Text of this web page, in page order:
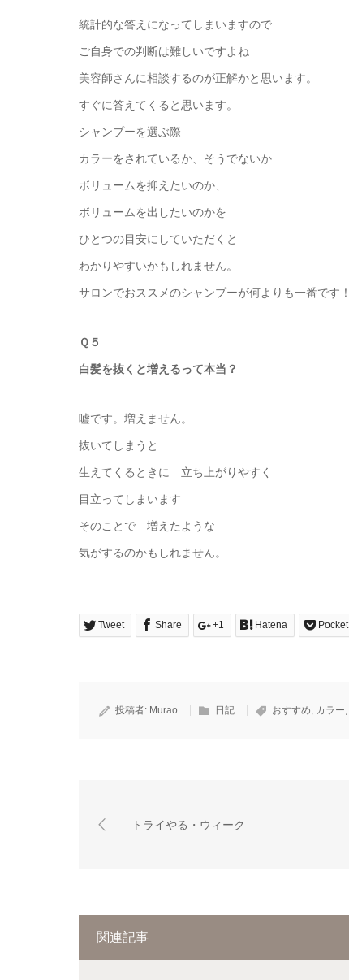
統計的な答えになってしまいますので
ご自身での判断は難しいですよね
美容師さんに相談するのが正解かと思います。
すぐに答えてくると思います。
シャンプーを選ぶ際
カラーをされているか、そうでないか
ボリュームを抑えたいのか、
ボリュームを出したいのかを
ひとつの目安にしていただくと
わかりやすいかもしれません。
サロンでおススメのシャンプーが何よりも一番です！
Ｑ５
白髪を抜くと増えるって本当？
嘘です。増えません。
抜いてしまうと
生えてくるときに 立ち上がりやすく
目立ってしまいます
そのことで 増えたような
気がするのかもしれません。
Tweet Share +1 Hatena Pocket
投稿者: Murao 日記 おすすめ, カラー,
トライやる・ウィーク
関連記事